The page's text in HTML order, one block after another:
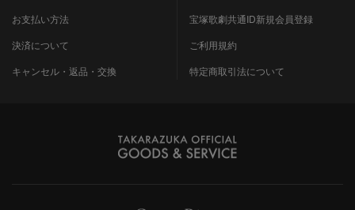
お支払い方法
決済について
キャンセル・返品・交換
宝塚歌劇共通ID新規会員登録
ご利用規約
特定商取引法について